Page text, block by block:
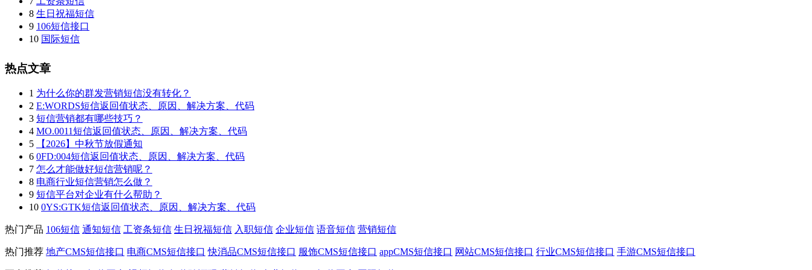
8 生日祝福短信
9 106短信接口
10 国际短信
热点文章
1 为什么你的群发营销短信没有转化？
2 E:WORDS短信返回值状态、原因、解决方案、代码
3 短信营销都有哪些技巧？
4 MO.0011短信返回值状态、原因、解决方案、代码
5
【2026】中秋节放假通知
6 0FD:004短信返回值状态、原因、解决方案、代码
7 怎么才能做好短信营销呢？
8 电商行业短信营销怎么做？
9 短信平台对企业有什么帮助？
10 0YS:GTK短信返回值状态、原因、解决方案、代码
热门产品 106短信 通知短信 工资条短信 生日祝福短信 入职短信 企业短信 语音短信 营销短信
热门推荐 地产CMS短信接口 电商CMS短信接口 快消品CMS短信接口 服饰CMS短信接口 appCMS短信接口 网站CMS短信接口 行业CMS短信接口 手游CMS短信接口